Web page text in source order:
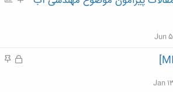
Jun
ق
م
Jan